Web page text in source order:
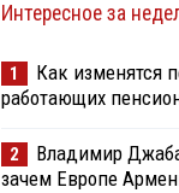
Интересное за
1
Как изменятся
работающих
2
Владимир
зачем Европе